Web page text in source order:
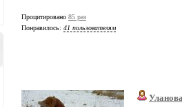
Процитировано 85 раз
Понравилось: 41 пользователям